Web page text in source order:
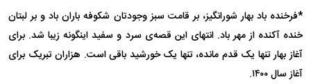
*فرخنده باد بهار شورانگیز، بر قامت سبز وجودتان شکوفه باران باد و بر لبتان
خنده آکنده از مهر باد. انتهای این قصه‌ی سرد و سفید اینگونه زیبا شد. برای
آغاز بهار تنها یک قدم مانده، تنها یک خورشید باقی است. هزاران تبریک برای
آغاز سال ۱۴۰۰.